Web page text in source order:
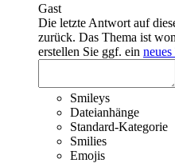
Gast
Die letzte Antwort auf
zurück. Das Thema ist
erstellen Sie ggf. ein
Smileys
Dateianhänge
Standard-Kategorie
Smilies
Emojis